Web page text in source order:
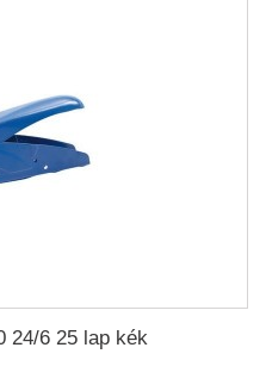
24/6 25 lap kék